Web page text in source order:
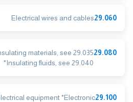
29.060
Electrical wires and cables
29.080
materials, see 29.035
*Insulating fluids, see 29.040
29.100
equipment *Electronic